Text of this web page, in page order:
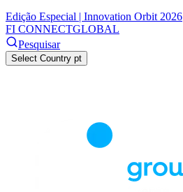
Edição Especial | Innovation Orbit 2026
FI CONNECTGLOBAL
Pesquisar
Select Country pt